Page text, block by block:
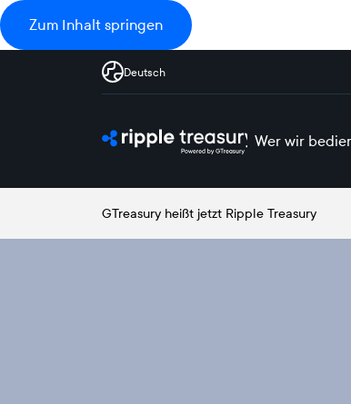
Zum Inhalt springen
Deutsch
Wer wir
GTreasury heißt jetzt Ripple Treasury